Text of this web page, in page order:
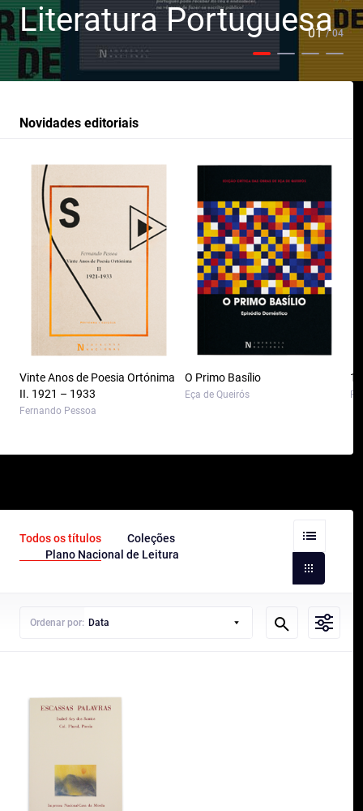
Literatura Portuguesa
01/ 04
Novidades editoriais
Vinte Anos de Poesia Ortónima
II. 1921 – 1933
Fernando Pessoa
O Primo Basílio
Eça de Queirós
Todos os títulos
Coleções
Plano Nacional de Leitura
Ordenar por: Data